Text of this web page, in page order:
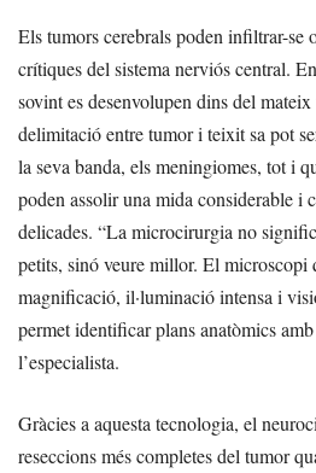
Els tumors cerebrals poden infiltrar-se
crítiques del sistema nerviós central.
sovint es desenvolupen dins del
delimitació entre tumor i teixit sa pot
la seva banda, els meningiomes, tot i
poden assolir una mida considerable i
delicades. “La microcirurgia no
petits, sinó veure millor. El microscopi
magnificació, il·luminació intensa i
permet identificar plans anatòmics
l’especialista.
Gràcies a aquesta tecnologia, el
reseccions més completes del tumor